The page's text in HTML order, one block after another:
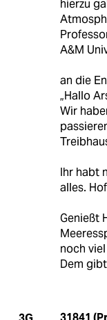
hierzu
A&M
an die
„Hallo
Wir
Ihr habt
alles.
Genießt
noch
Dem